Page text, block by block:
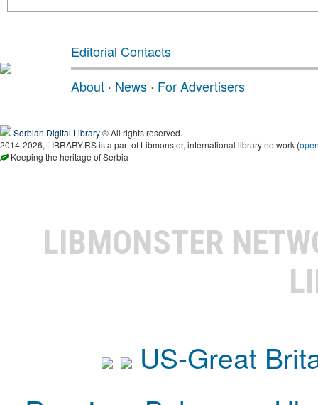
Editorial Contacts
About · News · For Advertisers
Serbian Digital Library® All rights reserved.
2014-2026, LIBRARY.RS is a part of Libmonster, international library network (
Keeping the heritage of Serbia
LIBMONSTER
US-Great